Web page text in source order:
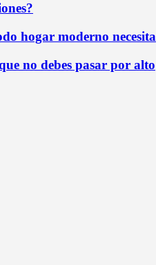
hogar moderno necesita
no debes pasar por alto